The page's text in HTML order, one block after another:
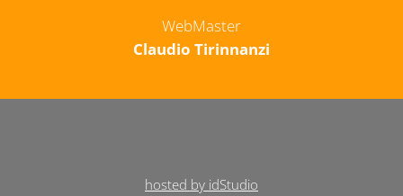
WebMaster
Claudio Tirinnanzi
hosted by idStudio